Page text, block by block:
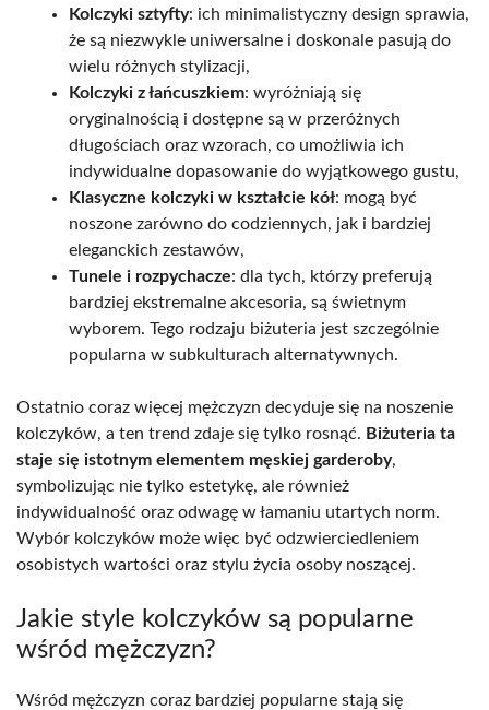
Kolczyki sztyfty: ich minimalistyczny design sprawia,
że są niezwykle uniwersalne i doskonale pasują do
wielu różnych stylizacji,
Kolczyki z łańcuszkiem: wyróżniają się
oryginalnością i dostępne są w przeróżnych
długościach oraz wzorach, co umożliwia ich
indywidualne dopasowanie do wyjątkowego gustu,
Klasyczne kolczyki w kształcie kół: mogą być
noszone zarówno do codziennych, jak i bardziej
eleganckich zestawów,
Tunele i rozpychacze: dla tych, którzy preferują
bardziej ekstremalne akcesoria, są świetnym
wyborem. Tego rodzaju biżuteria jest szczególnie
popularna w subkulturach alternatywnych.
Ostatnio coraz więcej mężczyzn decyduje się na noszenie
kolczyków, a ten trend zdaje się tylko rosnąć. Biżuteria ta
staje się istotnym elementem męskiej garderoby,
symbolizując nie tylko estetykę, ale również
indywidualność oraz odwagę w łamaniu utartych norm.
Wybór kolczyków może więc być odzwierciedleniem
osobistych wartości oraz stylu życia osoby noszącej.
Jakie style kolczyków są popularne
wśród mężczyzn?
Wśród mężczyzn coraz bardziej popularne stają się